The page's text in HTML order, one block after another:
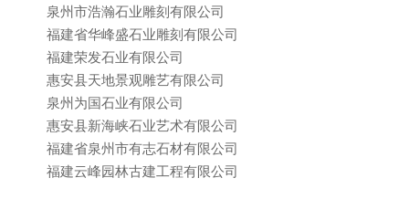
泉州市浩瀚石业雕刻有限公司
福建省华峰盛石业雕刻有限公司
福建荣发石业有限公司
惠安县天地景观雕艺有限公司
泉州为国石业有限公司
惠安县新海峡石业艺术有限公司
福建省泉州市有志石材有限公司
福建云峰园林古建工程有限公司